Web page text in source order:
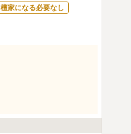
檀家になる必要なし